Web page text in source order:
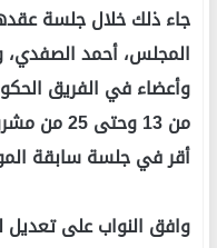
جاء ذلك خلال جلسة
المجلس، أحمد
وأعضاء في الفريق
من 13
أقر في جلسة سابقة
وافق النواب على تعديل